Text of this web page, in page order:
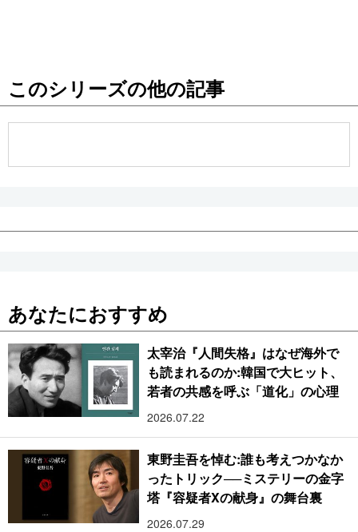
お知らせ
このシリーズの他の記事
あなたにおすすめ
太宰治『人間失格』はなぜ海外で
も読まれるのか:韓国で大ヒット、
若者の共感を呼ぶ「道化」の心理
2026.07.22
東野圭吾を悼む:誰も考えつかなか
ったトリック──ミステリーの金字
塔『容疑者Xの献身』の舞台裏
2026.07.29